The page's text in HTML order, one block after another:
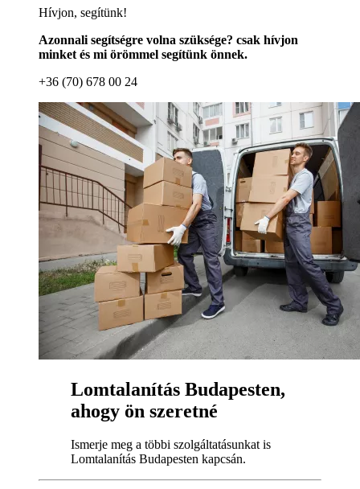
Hívjon, segítünk!
Azonnali segítségre volna szüksége? csak hívjon
minket és mi örömmel segítünk önnek.
+36 (70) 678 00 24
Lomtalanítás Budapesten,
ahogy ön szeretné
Ismerje meg a többi szolgáltatásunkat is
Lomtalanítás Budapesten kapcsán.